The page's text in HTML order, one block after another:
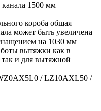
1500 мм
короба общая
может быть увеличена
на 1030 мм
вытяжки как в
и для вытяжной
/ LZ10AXL50 /